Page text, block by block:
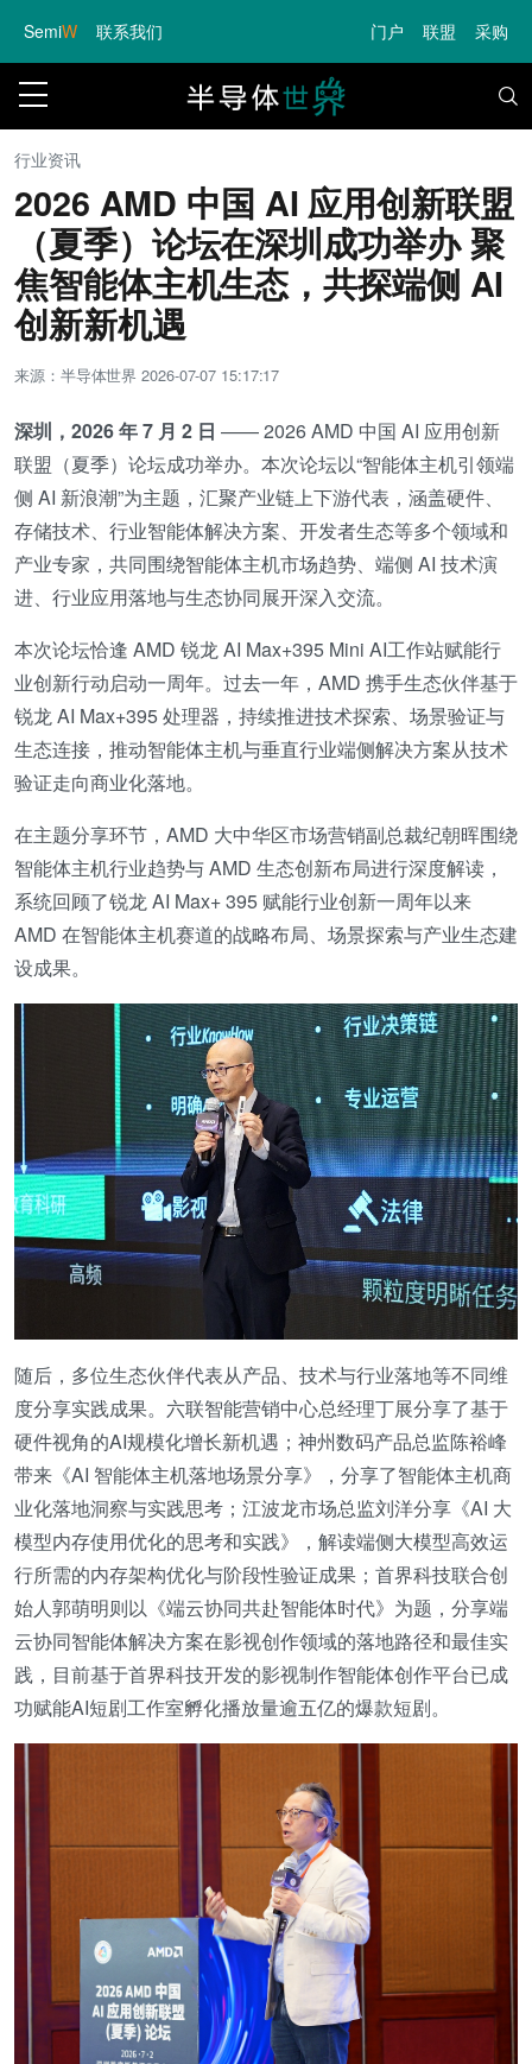
SemiW 联系我们 门户 联盟 采购
行业资讯
2026 AMD 中国 AI 应用创新联盟
（夏季）论坛在深圳成功举办 聚
焦智能体主机生态，共探端侧 AI
创新新机遇
来源：半导体世界2026-07-07 15:17:17
深圳，2026 年 7 月 2 日 —— 2026 AMD 中国 AI 应用创新
联盟（夏季）论坛成功举办。本次论坛以“智能体主机引领端
侧 AI 新浪潮”为主题，汇聚产业链上下游代表，涵盖硬件、
存储技术、行业智能体解决方案、开发者生态等多个领域和
产业专家，共同围绕智能体主机市场趋势、端侧 AI 技术演
进、行业应用落地与生态协同展开深入交流。
本次论坛恰逢 AMD 锐龙 AI Max+395 Mini AI工作站赋能行
业创新行动启动一周年。过去一年，AMD 携手生态伙伴基于
锐龙 AI Max+395 处理器，持续推进技术探索、场景验证与
生态连接，推动智能体主机与垂直行业端侧解决方案从技术
验证走向商业化落地。
在主题分享环节，AMD 大中华区市场营销副总裁纪朝晖围绕
智能体主机行业趋势与 AMD 生态创新布局进行深度解读，
系统回顾了锐龙 AI Max+ 395 赋能行业创新一周年以来
AMD 在智能体主机赛道的战略布局、场景探索与产业生态建
设成果。
随后，多位生态伙伴代表从产品、技术与行业落地等不同维
度分享实践成果。六联智能营销中心总经理丁展分享了基于
硬件视角的AI规模化增长新机遇；神州数码产品总监陈裕峰
带来《AI 智能体主机落地场景分享》，分享了智能体主机商
业化落地洞察与实践思考；江波龙市场总监刘洋分享《AI 大
模型内存使用优化的思考和实践》，解读端侧大模型高效运
行所需的内存架构优化与阶段性验证成果；首界科技联合创
始人郭萌明则以《端云协同共赴智能体时代》为题，分享端
云协同智能体解决方案在影视创作领域的落地路径和最佳实
践，目前基于首界科技开发的影视制作智能体创作平台已成
功赋能AI短剧工作室孵化播放量逾五亿的爆款短剧。